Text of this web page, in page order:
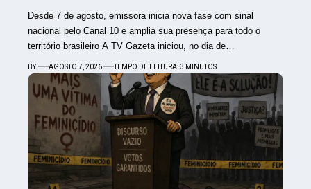
Desde 7 de agosto, emissora inicia nova fase com sinal
nacional pelo Canal 10 e amplia sua presença para todo o
território brasileiro A TV Gazeta iniciou, no dia de…
BY AGOSTO 7, 2026 TEMPO DE LEITURA: 3 MINUTOS